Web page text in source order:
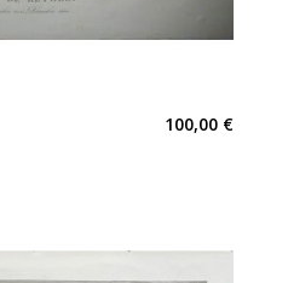
100,00 €